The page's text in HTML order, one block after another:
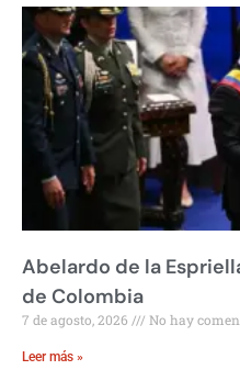
Abelardo de la
de Colombia
7 de agosto, 2026 No hay
Leer más »